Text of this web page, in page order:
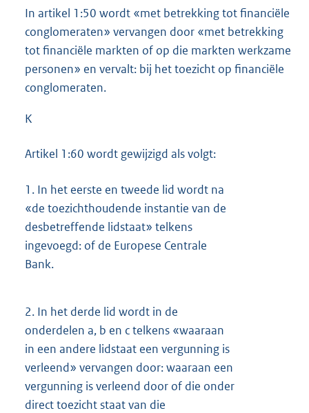
In artikel 1:50 wordt «met betrekking tot financiële
conglomeraten» vervangen door «met betrekking
tot financiële markten of op die markten werkzame
personen» en vervalt: bij het toezicht op financiële
conglomeraten.
K
Artikel 1:60 wordt gewijzigd als volgt:
1. In het eerste en tweede lid wordt na
«de toezichthoudende instantie van de
desbetreffende lidstaat» telkens
ingevoegd: of de Europese Centrale
Bank.
2. In het derde lid wordt in de
onderdelen a, b en c telkens «waaraan
in een andere lidstaat een vergunning is
verleend» vervangen door: waaraan een
vergunning is verleend door of die onder
direct toezicht staat van die